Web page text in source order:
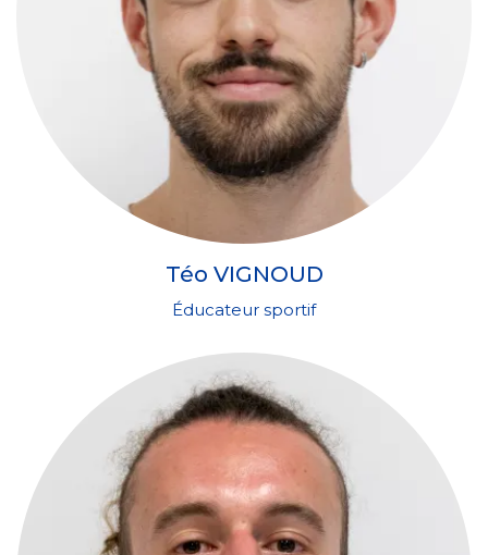
Téo VIGNOUD
Éducateur sportif